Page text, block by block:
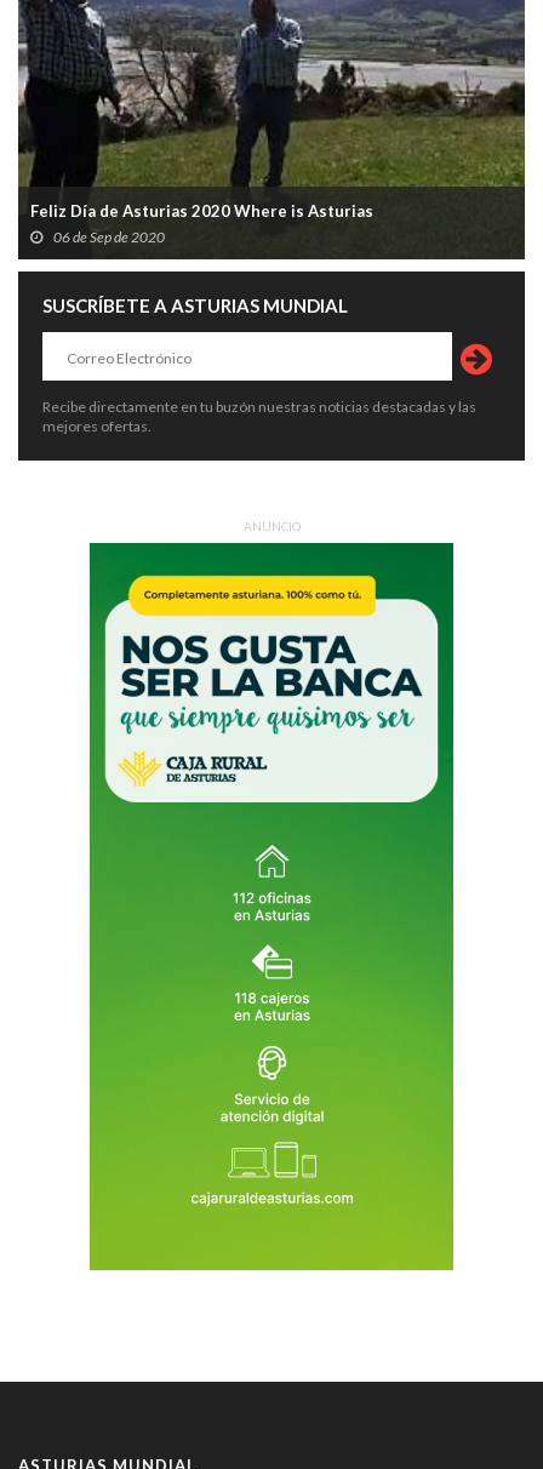
Feliz Día de Asturias 2020 Where is Asturias
06 de Sep de 2020
SUSCRÍBETE A ASTURIAS MUNDIAL
Recibe directamente en tu buzón nuestras noticias destacadas y las
mejores ofertas.
ANUNCIO